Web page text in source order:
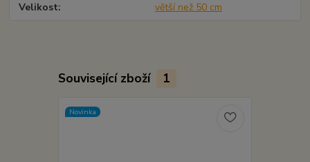
Velikost větší než 50 cm
Související zboží 1
Novinka